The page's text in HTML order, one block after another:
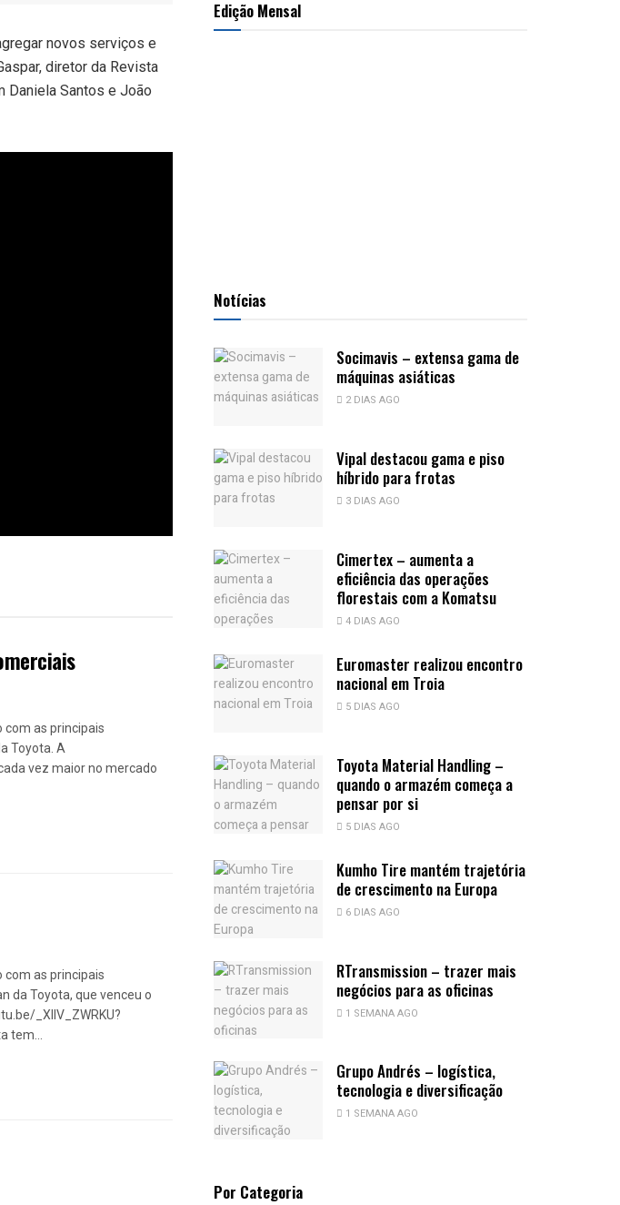
novos serviços e
diretor da Revista
Daniela Santos e João
as principais
Toyota. A
vez maior no mercado
as principais
da Toyota, que venceu o
_XllV_ZWRKU?
tem...
Edição Mensal
Notícias
Socimavis – extensa gama de
máquinas asiáticas
2 DIAS AGO
Vipal destacou gama e piso
híbrido para frotas
3 DIAS AGO
Cimertex – aumenta a
eficiência das operações
florestais com a Komatsu
4 DIAS AGO
Euromaster realizou encontro
nacional em Troia
5 DIAS AGO
Toyota Material Handling –
quando o armazém começa a
pensar por si
5 DIAS AGO
Kumho Tire mantém trajetória
de crescimento na Europa
6 DIAS AGO
RTransmission – trazer mais
negócios para as oficinas
1 SEMANA AGO
Grupo Andrés – logística,
tecnologia e diversificação
1 SEMANA AGO
Por Categoria